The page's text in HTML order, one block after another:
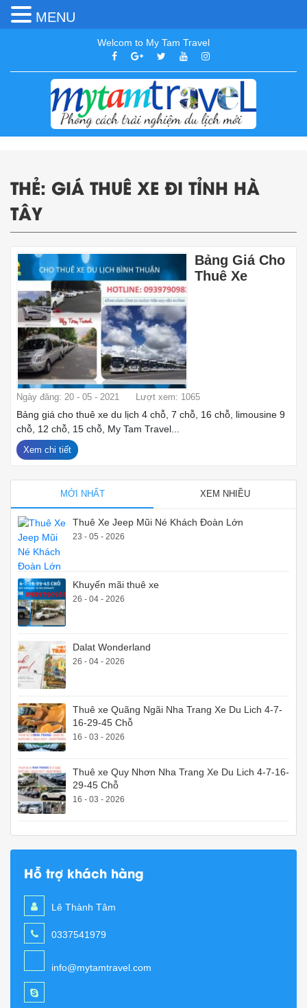
Welcom to My Tam Travel
THẺ: GIÁ THUÊ XE ĐI TỈNH HÀ
TÂY
Bảng Giá Cho
Thuê Xe
Ngày đăng: 20 - 05 - 2021 Lượt xem: 1065
Bảng giá cho thuê xe du lịch 4 chỗ, 7 chỗ, 16 chỗ, limousine 9
chỗ, 12 chỗ, 15 chỗ, My Tam Travel...
Xem chi tiết
MỚI NHẤT XEM NHIỀU
Thuê Xe Jeep Mũi Né Khách Đoàn Lớn
23 - 05 - 2026
Khuyến mãi thuê xe
26 - 04 - 2026
Dalat Wonderland
26 - 04 - 2026
Thuê xe Quãng Ngãi Nha Trang Xe Du Lich 4-7-
16-29-45 Chỗ
16 - 03 - 2026
Thuê xe Quy Nhơn Nha Trang Xe Du Lich 4-7-16-
29-45 Chỗ
16 - 03 - 2026
Hỗ trợ khách hàng
Lê Thành Tâm
0337541979
info@mytamtravel.com
MENU